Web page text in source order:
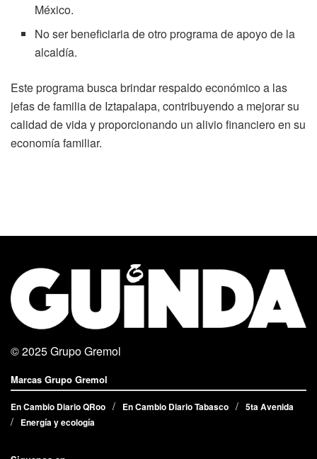
México.
No ser beneficiaria de otro programa de apoyo de la
alcaldía.
Este programa busca brindar respaldo económico a las
jefas de familia de Iztapalapa, contribuyendo a mejorar su
calidad de vida y proporcionando un alivio financiero en su
economía familiar.
© 2025Grupo Gremol
Marcas Grupo Gremol
En Cambio Diario QRoo En Cambio Diario Tabasco
5ta Avenida
Energía y ecología